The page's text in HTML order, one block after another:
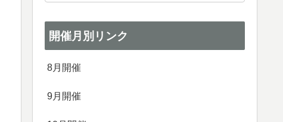
開催月別リンク
8月開催
9月開催